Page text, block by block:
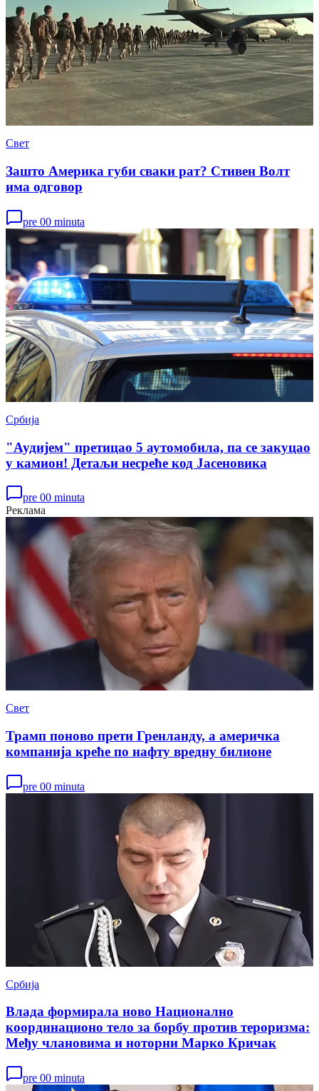
Свет
Зашто Америка губи сваки рат? Стивен Волт
има одговор
pre 00 minuta
Србија
"Аудијем" претицао 5 аутомобила, па се закуцао
у камион! Детаљи несреће код Јасеновика
pre 00 minuta
Реклама
Свет
Трамп поново прети Гренланду, а америчка
компанија креће по нафту вредну билионе
pre 00 minuta
Србија
Влада формирала ново Национално
координационо тело за борбу против тероризма:
Међу члановима и ноторни Марко Кричак
pre 00 minuta